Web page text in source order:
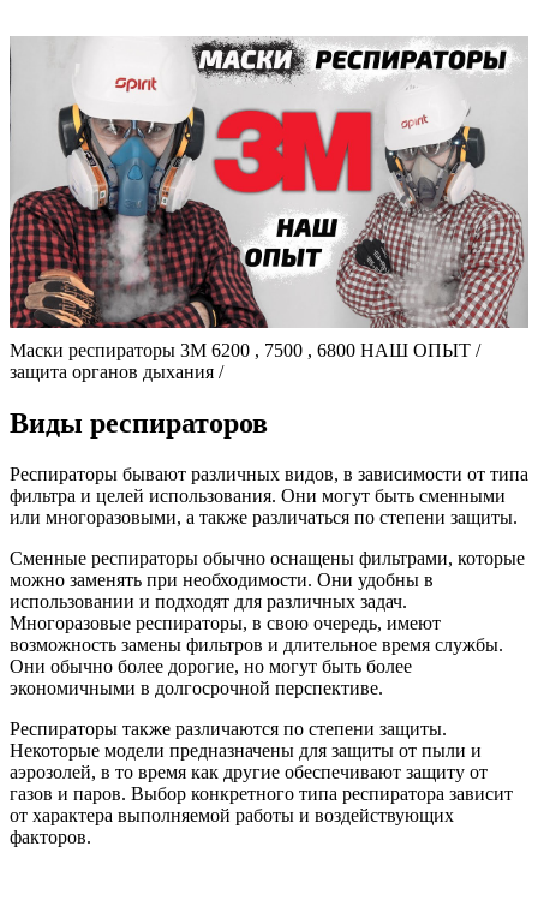
Маски респираторы 3М 6200 , 7500 , 6800 НАШ ОПЫТ /
защита органов дыхания /
Виды респираторов
Респираторы бывают различных видов, в зависимости от типа
фильтра и целей использования. Они могут быть сменными
или многоразовыми, а также различаться по степени защиты.
Сменные респираторы обычно оснащены фильтрами, которые
можно заменять при необходимости. Они удобны в
использовании и подходят для различных задач.
Многоразовые респираторы, в свою очередь, имеют
возможность замены фильтров и длительное время службы.
Они обычно более дорогие, но могут быть более
экономичными в долгосрочной перспективе.
Респираторы также различаются по степени защиты.
Некоторые модели предназначены для защиты от пыли и
аэрозолей, в то время как другие обеспечивают защиту от
газов и паров. Выбор конкретного типа респиратора зависит
от характера выполняемой работы и воздействующих
факторов.